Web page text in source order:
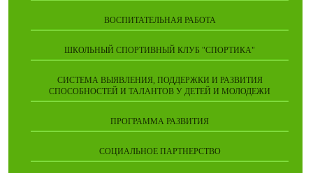
ВОСПИТАТЕЛЬНАЯ РАБОТА
ШКОЛЬНЫЙ СПОРТИВНЫЙ КЛУБ "СПОРТИКА"
СИСТЕМА ВЫЯВЛЕНИЯ, ПОДДЕРЖКИ И РАЗВИТИЯ
СПОСОБНОСТЕЙ И ТАЛАНТОВ У ДЕТЕЙ И МОЛОДЕЖИ
ПРОГРАММА РАЗВИТИЯ
СОЦИАЛЬНОЕ ПАРТНЕРСТВО